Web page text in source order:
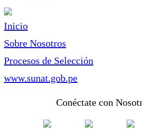
Inicio
Sobre Nosotros
Procesos de Selección
www.sunat.gob.pe
Conéctate con